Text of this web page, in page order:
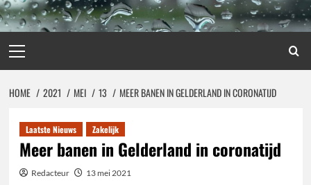
menu
HOME 2021 MEI 13 MEER BANEN IN GELDERLAND IN CORONATIJD
Laatste Nieuws Zakelijk
Meer banen in Gelderland in coronatijd
Redacteur 13 mei 2021